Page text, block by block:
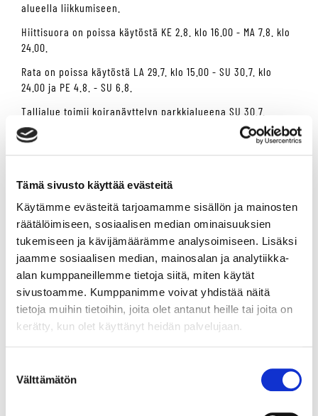
Tämä sivusto käyttää evästeitä
Käytämme evästeitä tarjoamamme sisällön ja mainosten
räätälöimiseen, sosiaalisen median ominaisuuksien
tukemiseen ja kävijämäärämme analysoimiseen. Lisäksi
jaamme sosiaalisen median, mainosalan ja analytiikka-
alan kumppaneillemme tietoja siitä, miten käytät
sivustoamme. Kumppanimme voivat yhdistää näitä
tietoja muihin tietoihin, joita olet antanut heille tai joita on
kerätty, kun olet käyttänyt heidän palvelujaan.
valinta
Välttämätön
alueella liikkumiseen.
Hiittisuora on poissa käytöstä KE 2.8. klo 16.00 - MA 7.8. klo
24.00.
Rata on poissa käytöstä LA 29.7. klo 15.00 - SU 30.7. klo
24.00 ja PE 4.8. - SU 6.8.
Tallialue toimii koiranäyttelyn parkkialueena SU 30.7.
Ajo pääportista pysäköintialueen kautta tallialueelle on
Pysäköintialue on suljettu 27.7. -8.8.2023
Keppariareena on suljettu ja avautuu harjoitteluun jälleen
keskiviikkona 9.8.
Seuraavat ravit järjestetään keskiviikkona 9.8, jolloin
ajetaan mm. Amatööriohjastajien EM-osakilpailut.
Vermon Konttitori on pari seuraavaa sunnuntaita tauolla ja
seuraavan kerran kirppistellään sunnuntaina 13.8.
yhteyttä Mico Mansneriin, 040 5544685 tai